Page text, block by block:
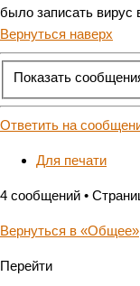
было записать вирус
Вернуться наверх
Показать
Ответить на
Для печати
4 сообщений •
Вернуться в «Общее»
Перейти